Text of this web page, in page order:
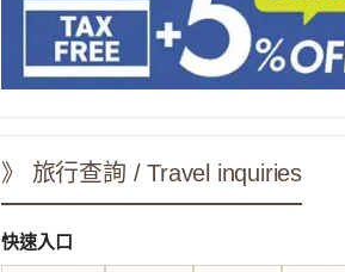
》 旅行查詢 / Travel inquiries
快速入口